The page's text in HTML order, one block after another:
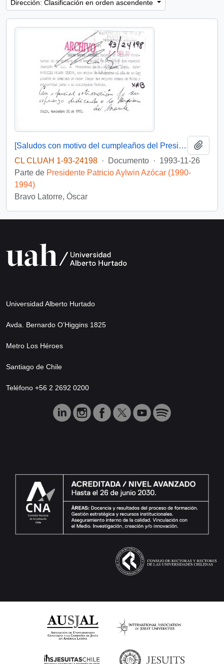
Dirección: Clasificación en orden ascendente
[Saludos con motivo del cumpleaños del Presidente]
CL CLUAH 1-93-24198 · Documento · 1993-11-26
Parte de Presidente Patricio Aylwin Azócar (1990-
1994)
Bravo Latorre, Óscar
Universidad Alberto Hurtado
Avda. Bernardo O’Higgins 1825
Metro Los Héroes
Santiago de Chile
Teléfono +56 2 2692 0200